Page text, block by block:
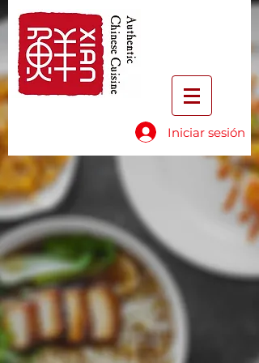
Iniciar sesión